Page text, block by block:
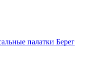
палатки Берег